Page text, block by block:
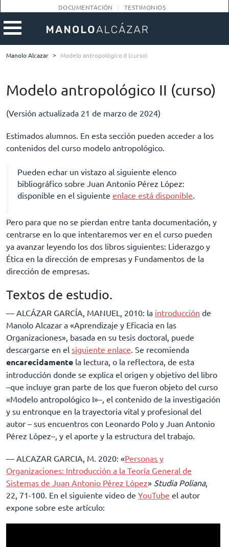
DOCUMENTACIÓN TESTIMONIOS
Manolo Alcazar > Modelo antropológico II (curso)
Modelo antropológico II (curso)
(Versión actualizada 21 de marzo de 2024)
Estimados alumnos. En esta sección pueden acceder a los
contenidos del curso modelo antropológico.
Pueden echar un vistazo al siguiente elenco
bibliográfico sobre Juan Antonio Pérez López:
disponible en el siguiente enlace está disponible.
Pero para que no se pierdan entre tanta documentación, y
centrarse en lo que intentaremos ver en el curso pueden
ya avanzar leyendo los dos libros siguientes: Liderazgo y
Ética en la dirección de empresas y Fundamentos de la
dirección de empresas.
Textos de estudio.
–– ALCÁZAR GARCÍA, MANUEL, 2010: la introducción de
Manolo Alcazar a «Aprendizaje y Eficacia en las
Organizaciones», basada en su tesis doctoral, puede
descargarse en el siguiente enlace. Se recomienda
encarecidamente la lectura, o la reflectora, de esta
introducción donde se explica el origen y objetivo del libro
–que incluye gran parte de los que fueron objeto del curso
«Modelo antropológico I»–, el contenido de la investigación
y su entronque en la trayectoria vital y profesional del
autor – sus encuentros con Leonardo Polo y Juan Antonio
Pérez López–, y el aporte y la estructura del trabajo.
–– ALCAZAR GARCIA, M. 2020: «Personas y
Organizaciones: Introducción a la Teoría General de
Sistemas de Juan Antonio Pérez López» Studia Poliana,
22, 71-100. En el siguiente video de YouTube el autor
expone sobre este artículo: